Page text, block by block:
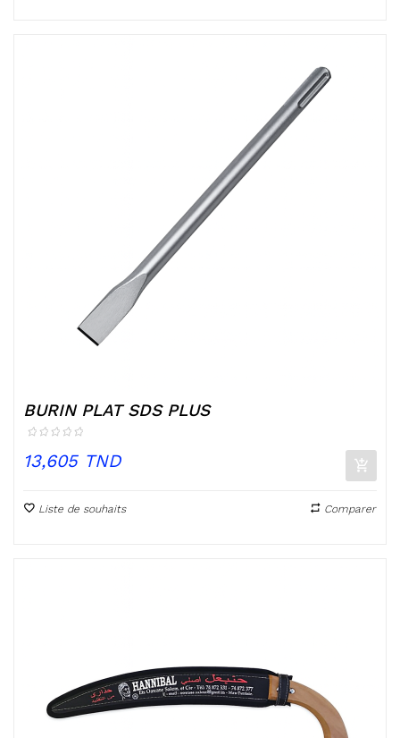
BURIN PLAT SDS PLUS
Prix
13,605 TND
Liste de souhaits Comparer